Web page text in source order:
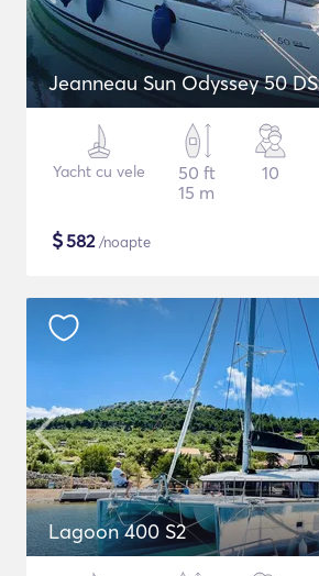
Jeanneau Sun Odyssey 50 DS
Yacht cu vele
50 ft
15 m
10
$582/noapte
Lagoon 400 S2